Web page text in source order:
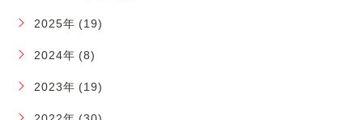
2025年 (19)
2024年 (8)
2023年 (19)